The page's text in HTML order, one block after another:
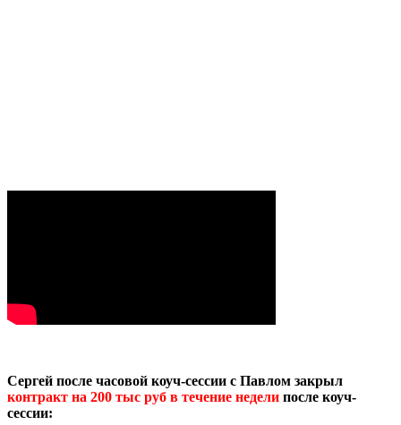
Сергей после часовой коуч-сессии с Павлом закрыл
контракт на 200 тыс руб в течение недели после коуч-
сессии: